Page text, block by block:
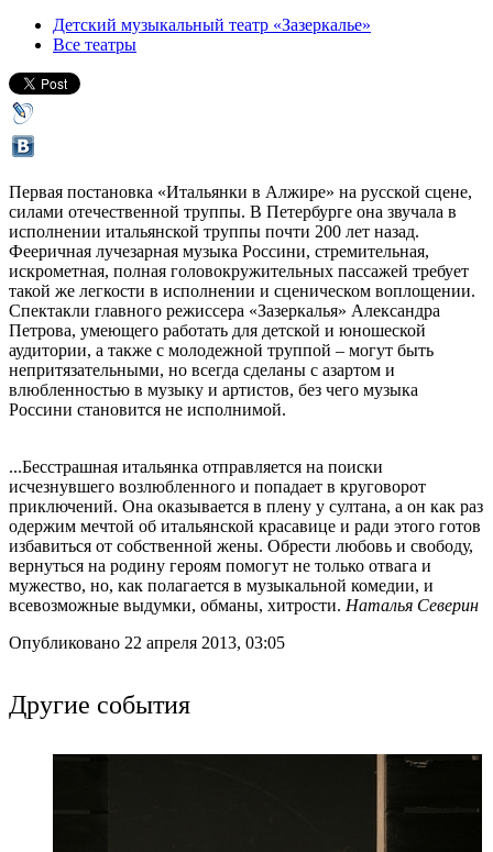
Детский музыкальный театр «Зазеркалье»
Все театры
Первая постановка «Итальянки в Алжире» на русской сцене,
силами отечественной труппы. В Петербурге она звучала в
исполнении итальянской труппы почти 200 лет назад.
Фееричная лучезарная музыка Россини, стремительная,
искрометная, полная головокружительных пассажей требует
такой же легкости в исполнении и сценическом воплощении.
Спектакли главного режиссера «Зазеркалья» Александра
Петрова, умеющего работать для детской и юношеской
аудитории, а также с молодежной труппой – могут быть
непритязательными, но всегда сделаны с азартом и
влюбленностью в музыку и артистов, без чего музыка
Россини становится не исполнимой.
...Бесстрашная итальянка отправляется на поиски
исчезнувшего возлюбленного и попадает в круговорот
приключений. Она оказывается в плену у султана, а он как раз
одержим мечтой об итальянской красавице и ради этого готов
избавиться от собственной жены. Обрести любовь и свободу,
вернуться на родину героям помогут не только отвага и
мужество, но, как полагается в музыкальной комедии, и
всевозможные выдумки, обманы, хитрости. Наталья Северин
Опубликовано 22 апреля 2013, 03:05
Другие события